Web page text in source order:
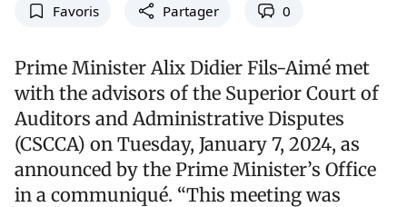
Favoris Partager 0
Prime Minister Alix Didier Fils-Aimé met
with the advisors of the Superior Court of
Auditors and Administrative Disputes
(CSCCA) on Tuesday, January 7, 2024, as
announced by the Prime Minister’s Office
in a communiqué. “This meeting was